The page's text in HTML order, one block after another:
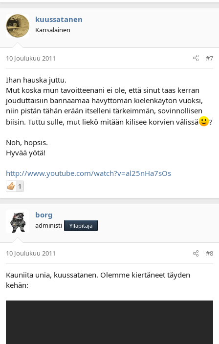
kuussatanen
Kansalainen
10 Joulukuu 2011 #7
Ihan hauska juttu.
Mut koska mun tavoitteenani ei ole, että sinut taas kerran
jouduttaisiin bannaamaa hävyttömän kielenkäytön vuoksi,
niin pistän tähän erään itselleni tärkeimmän, sovinnollisen
biisin. Tuttu sulle, mut liekö mitään kilisee korvien välissä
?
Noh, hopsis.
Hyvää yötä!
http://www.youtube.com/watch?v=al25nHa7sOs
1
borg
administi Ylläpitäjä
10 Joulukuu 2011 #8
Kauniita unia, kuussatanen. Olemme kiertäneet täyden
kehän: